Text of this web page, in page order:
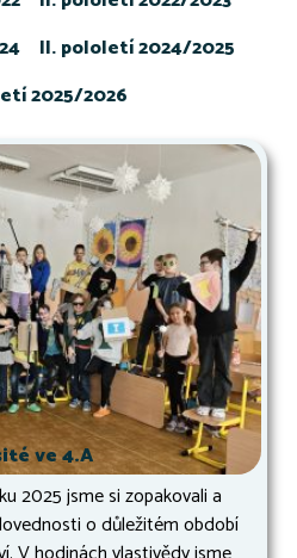
II. pololetí 2024/2025
2025/2026
ve 4.A
2025 jsme si zopakovali a
o důležitém období